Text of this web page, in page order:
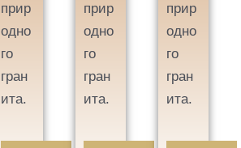
прир
одно
го
гран
ита.
прир
одно
го
гран
ита.
прир
одно
го
гран
ита.